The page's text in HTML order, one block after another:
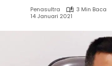
Penasultra
3 Min Baca
14 Januari 2021